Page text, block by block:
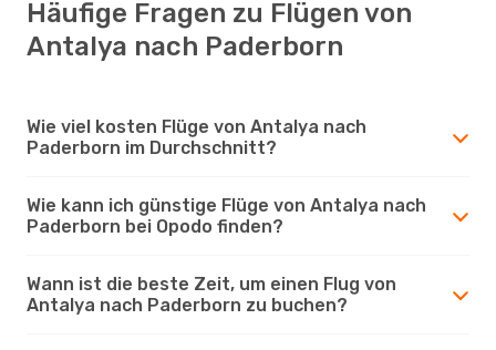
Häufige Fragen zu Flügen von
Antalya nach Paderborn
Wie viel kosten Flüge von Antalya nach
Paderborn im Durchschnitt?
Wie kann ich günstige Flüge von Antalya nach
Paderborn bei Opodo finden?
Wann ist die beste Zeit, um einen Flug von
Antalya nach Paderborn zu buchen?